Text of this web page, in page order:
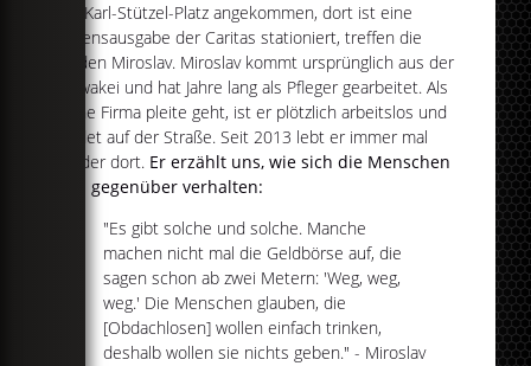
Am Karl-Stützel-Platz angekommen, dort ist eine
Essensausgabe der Caritas stationiert, treffen die
beiden Miroslav. Miroslav kommt ursprünglich aus der
Slowakei und hat Jahre lang als Pfleger gearbeitet. Als
seine Firma pleite geht, ist er plötzlich arbeitslos und
landet auf der Straße. Seit 2013 lebt er immer mal
wieder dort. Er erzählt uns, wie sich die Menschen
ihm gegenüber verhalten:
"Es gibt solche und solche. Manche
machen nicht mal die Geldbörse auf, die
sagen schon ab zwei Metern: 'Weg, weg,
weg.' Die Menschen glauben, die
[Obdachlosen] wollen einfach trinken,
deshalb wollen sie nichts geben." - Miroslav